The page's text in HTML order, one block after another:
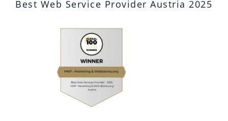
Best Web Service Provider Austria 2025